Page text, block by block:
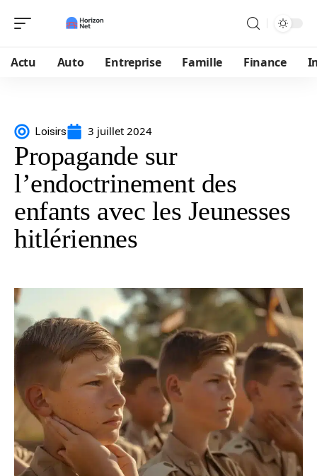
Actu Auto Entreprise Famille Finance
Loisirs 3 juillet 2024
Propagande sur
l’endoctrinement des
enfants avec les Jeunesses
hitlériennes